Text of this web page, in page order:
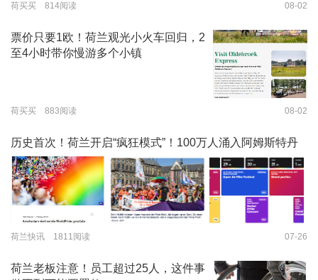
荷买买 814阅读 08-02
票价只要1欧！荷兰观光小火车回归，2
至4小时带你慢游多个小镇
荷买买 883阅读 08-02
历史首次！荷兰开启“疯狂模式”！100万人涌入阿姆斯特丹
荷兰快讯 1811阅读 07-26
荷兰老板注意！员工超过25人，这件事